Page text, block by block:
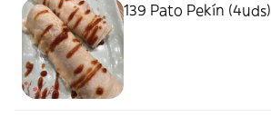
139 Pato Pekín (4uds)